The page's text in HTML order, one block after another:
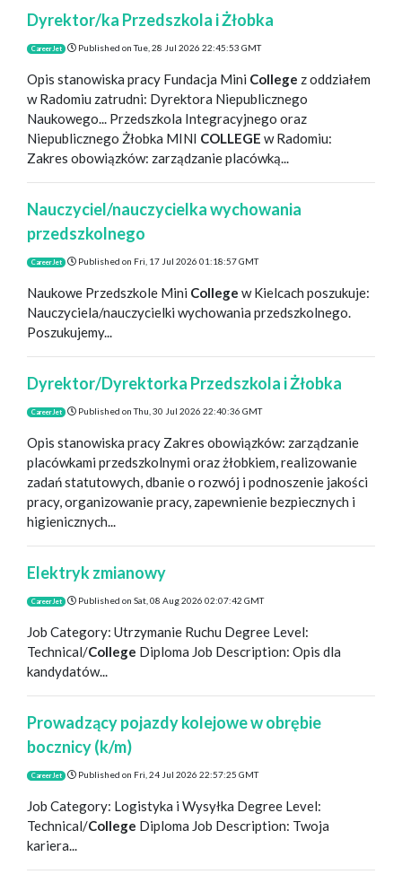
Dyrektor/ka Przedszkola i Żłobka
CareerJet Published onTue, 28 Jul 2026 22:45:53 GMT
Opis stanowiska pracy Fundacja Mini College z oddziałem
w Radomiu zatrudni: Dyrektora Niepublicznego
Naukowego... Przedszkola Integracyjnego oraz
Niepublicznego Żłobka MINI COLLEGE w Radomiu:
Zakres obowiązków: zarządzanie placówką...
Nauczyciel/nauczycielka wychowania
przedszkolnego
CareerJet Published on Fri, 17 Jul 2026 01:18:57 GMT
Naukowe Przedszkole Mini College w Kielcach poszukuje:
Nauczyciela/nauczycielki wychowania przedszkolnego.
Poszukujemy...
Dyrektor/Dyrektorka Przedszkola i Żłobka
CareerJet Published onThu, 30 Jul 2026 22:40:36 GMT
Opis stanowiska pracy Zakres obowiązków: zarządzanie
placówkami przedszkolnymi oraz żłobkiem, realizowanie
zadań statutowych, dbanie o rozwój i podnoszenie jakości
pracy, organizowanie pracy, zapewnienie bezpiecznych i
higienicznych...
Elektryk zmianowy
CareerJet Published on Sat, 08 Aug 2026 02:07:42 GMT
Job Category: Utrzymanie Ruchu Degree Level:
Technical/College Diploma Job Description: Opis dla
kandydatów...
Prowadzący pojazdy kolejowe w obrębie
bocznicy (k/m)
CareerJet Published on Fri, 24 Jul 2026 22:57:25 GMT
Job Category: Logistyka i Wysyłka Degree Level:
Technical/College Diploma Job Description: Twoja
kariera...